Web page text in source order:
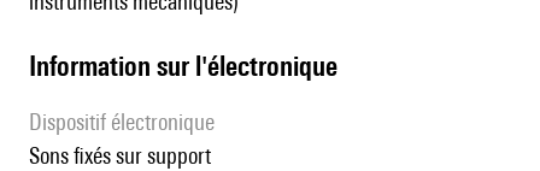
Information sur l'électronique
Dispositif électronique
sons fixés sur support